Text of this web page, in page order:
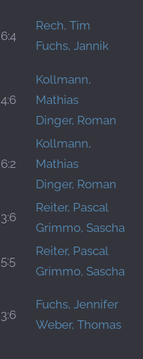
6:4
Rech, Tim
Fuchs, Jannik
4:6
Kollmann,
Mathias
Dinger, Roman
6:2
Kollmann,
Mathias
Dinger, Roman
3:6
Reiter, Pascal
Grimmo, Sascha
5:5
Reiter, Pascal
Grimmo, Sascha
3:6
Fuchs, Jennifer
Weber, Thomas